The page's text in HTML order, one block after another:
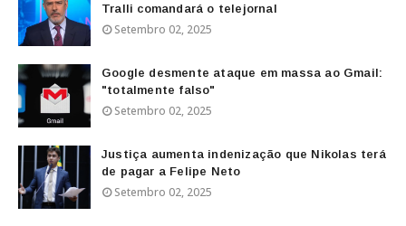
Tralli comandará o telejornal
Setembro 02, 2025
Google desmente ataque em massa ao Gmail:
"totalmente falso"
Setembro 02, 2025
Justiça aumenta indenização que Nikolas terá
de pagar a Felipe Neto
Setembro 02, 2025